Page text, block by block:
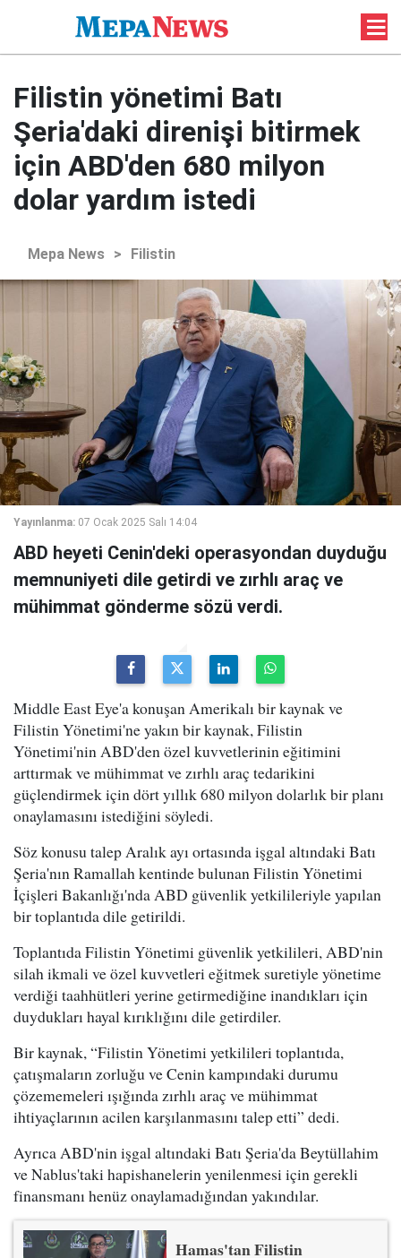
Filistin yönetimi Batı
Şeria'daki direnişi bitirmek
için ABD'den 680 milyon
dolar yardım istedi
Mepa News > Filistin
Yayınlanma: 07 Ocak 2025 Salı 14:04
ABD heyeti Cenin'deki operasyondan duyduğu
memnuniyeti dile getirdi ve zırhlı araç ve
mühimmat gönderme sözü verdi.
Middle East Eye'a konuşan Amerikalı bir kaynak ve
Filistin Yönetimi'ne yakın bir kaynak, Filistin
Yönetimi'nin ABD'den özel kuvvetlerinin eğitimini
arttırmak ve mühimmat ve zırhlı araç tedarikini
güçlendirmek için dört yıllık 680 milyon dolarlık bir planı
onaylamasını istediğini söyledi.
Söz konusu talep Aralık ayı ortasında işgal altındaki Batı
Şeria'nın Ramallah kentinde bulunan Filistin Yönetimi
İçişleri Bakanlığı'nda ABD güvenlik yetkilileriyle yapılan
bir toplantıda dile getirildi.
Toplantıda Filistin Yönetimi güvenlik yetkilileri, ABD'nin
silah ikmali ve özel kuvvetleri eğitmek suretiyle yönetime
verdiği taahhütleri yerine getirmediğine inandıkları için
duydukları hayal kırıklığını dile getirdiler.
Bir kaynak, “Filistin Yönetimi yetkilileri toplantıda,
çatışmaların zorluğu ve Cenin kampındaki durumu
çözememeleri ışığında zırhlı araç ve mühimmat
ihtiyaçlarının acilen karşılanmasını talep etti” dedi.
Ayrıca ABD'nin işgal altındaki Batı Şeria'da Beytüllahim
ve Nablus'taki hapishanelerin yenilenmesi için gerekli
finansmanı henüz onaylamadığından yakındılar.
Hamas'tan Filistin